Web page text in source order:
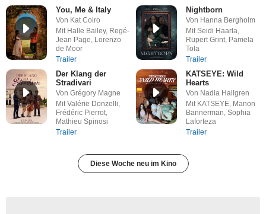
You, Me & Italy
Von Kat Coiro
Mit Halle Bailey, Regé-
Jean Page, Lorenzo
de Moor
Trailer
Nightborn
Von Hanna Bergholm
Mit Seidi Haarla,
Rupert Grint, Pamela
Tola
Trailer
Der Klang der
Stradivari
Von Grégory Magne
Mit Valérie Donzelli,
Frédéric Pierrot,
Mathieu Spinosi
Trailer
KATSEYE: Wild
Hearts
Von Nadia Hallgren
Mit KATSEYE, Manon
Bannerman, Sophia
Laforteza
Trailer
Diese Woche neu im Kino